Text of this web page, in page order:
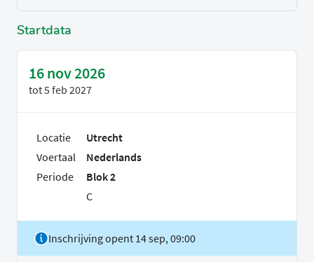
Startdata
16 nov 2026
tot5 feb 2027
Locatie
Utrecht
Voertaal
Nederlands
Periode
Blok 2
C
Inschrijving opent 14 sep, 09:00